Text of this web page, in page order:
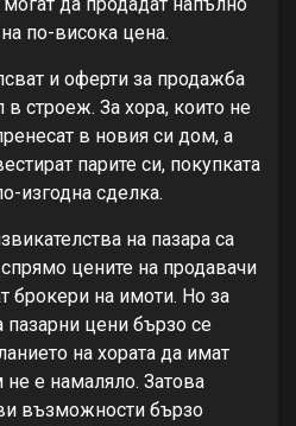
по-висока цена.
и оферти за продажба
в строеж. За хора, които не
в новия си дом, а
парите си, покупката
изгодна сделка.
на пазара са
цените на продавачи
брокери на имоти. Но за
пазарни цени бързо се
на хората да имат
е намаляло. Затова
възможности бързо